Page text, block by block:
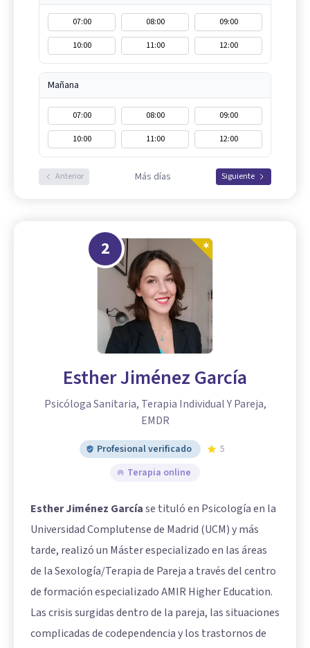
07:00 08:00
09:00
10:00
11:00 12:00
Mañana
07:00 08:00
09:00
10:00
11:00 12:00
Anterior Más días Siguiente
2
Esther Jiménez García
Psicóloga Sanitaria, Terapia Individual Y Pareja,
EMDR
Profesional verificado
5
Terapia online
Esther Jiménez Garcíase tituló en Psicología en la
Universidad Complutense de Madrid (UCM) y más
tarde, realizó un Máster especializado en las áreas
de la Sexología/Terapia de Pareja a través del centro
de formación especializado AMIR Higher Education.
Las crisis surgidas dentro de la pareja, las situaciones
complicadas de codependencia y los trastornos de